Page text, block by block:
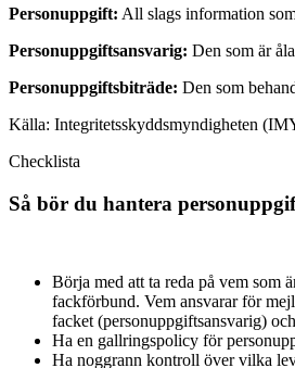
Personuppgift: All slags information
Personuppgiftsansvarig: Den som är
Personuppgiftsbiträde: Den som
Källa: Integritetsskyddsmyndigheten
Checklista
Så bör du hantera
Börja med att ta reda på vem som
fackförbund. Vem ansvarar för
facket (personuppgiftsansvarig)
Ha en gallringspolicy för
Ha noggrann kontroll över vilka